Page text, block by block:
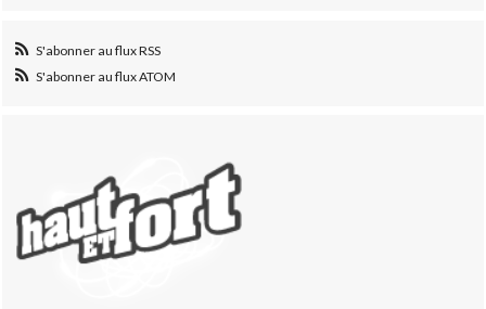
S'abonner au flux RSS
S'abonner au flux ATOM